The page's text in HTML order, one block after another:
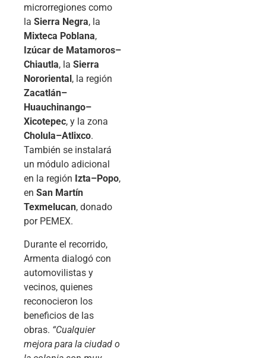
microrregiones como
la Sierra Negra, la
Mixteca Poblana,
Izúcar de Matamoros–
Chiautla, la Sierra
Nororiental , la región
Zacatlán–
Huauchinango–
Xicotepec, y la zona
Cholula–Atlixco.
También se instalará
un módulo adicional
en la región Izta–Popo,
en San Martín
Texmelucan, donado
por PEMEX.
Durante el recorrido,
Armenta dialogó con
automovilistas y
vecinos, quienes
reconocieron los
beneficios de las
obras. “Cualquier
mejora para la ciudad o